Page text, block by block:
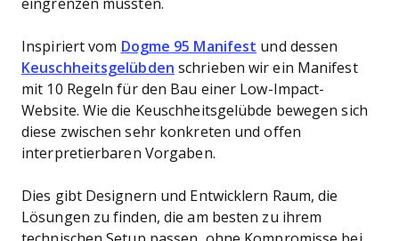
eingrenzen mussten.
Inspiriert vom Dogme 95 Manifest und dessen
Keuschheitsgelübden schrieben wir ein Manifest
mit 10 Regeln für den Bau einer Low-Impact-
Website. Wie die Keuschheitsgelübde bewegen sich
diese zwischen sehr konkreten und offen
interpretierbaren Vorgaben.
Dies gibt Designern und Entwicklern Raum, die
Lösungen zu finden, die am besten zu ihrem